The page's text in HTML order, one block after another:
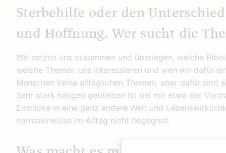
Sterbehilfe oder den
und Hoffnung. Wer sucht die
Wir setzen uns zusammen und überlegen, welche
welche Themen uns interessieren und wen wir dafür
Menschen keine alltäglichen Themen, aber dafür sind
Sehr stark hängen geblieben ist bei mir etwa der
Einblicke in eine ganz andere Welt und
normalerweise im Alltag nicht begegnet.